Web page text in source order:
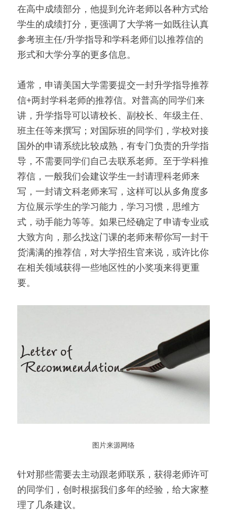
在高中成绩部分，他提到允许老师以各种方式给
学生的成绩打分，更强调了大学将一如既往认真
参考班主任/升学指导和学科老师们以推荐信的
形式和大学分享的更多信息。
通常，申请美国大学需要提交一封升学指导推荐
信+两封学科老师的推荐信。对普高的同学们来
讲，升学指导可以请校长、副校长、年级主任、
班主任等来撰写；对国际班的同学们，学校对接
国外的申请系统比较成熟，有专门负责的升学指
导，不需要同学们自己去联系老师。至于学科推
荐信，一般我们会建议学生一封请理科老师来
写，一封请文科老师来写，这样可以从多角度多
方位展示学生的学习能力，学习习惯，思维方
式，动手能力等等。如果已经确定了申请专业或
大致方向，那么找这门课的老师来帮你写一封干
货满满的推荐信，对大学招生官来说，或许比你
在相关领域获得一些地区性的小奖项来得更重
要。
图片来源网络
针对那些需要去主动跟老师联系，获得老师许可
的同学们，创时根据我们多年的经验，给大家整
理了几条建议。